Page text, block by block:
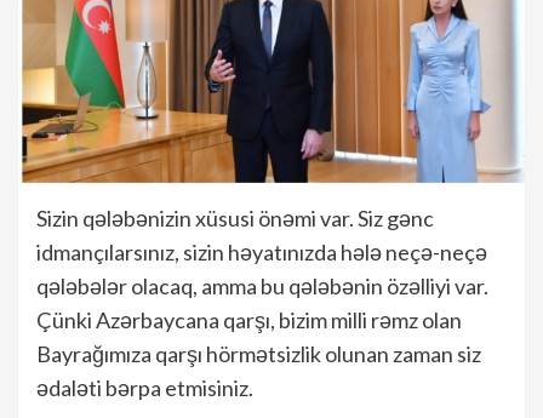
Sizin qələbənizin xüsusi önəmi var. Siz gənc
idmançılarsınız, sizin həyatınızda hələ neçə-neçə
qələbələr olacaq, amma bu qələbənin özəlliyi var.
Çünki Azərbaycana qarşı, bizim milli rəmz olan
Bayrağımıza qarşı hörmətsizlik olunan zaman siz
ədaləti bərpa etmisiniz.